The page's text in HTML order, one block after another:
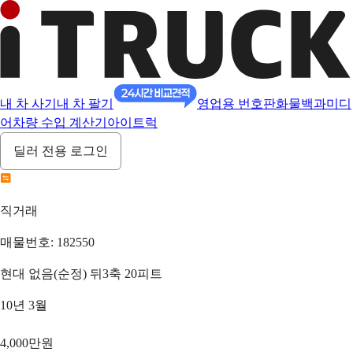
내 차 사기 내 차 팔기 영업용 번호판화물백과미디
어 차량 수입 계산기 아이트럭
딜러 전용 로그인
직거래
매물번호: 182550
현대 없음(순정) 뒤3축 20피트
10년 3월
4,000만원